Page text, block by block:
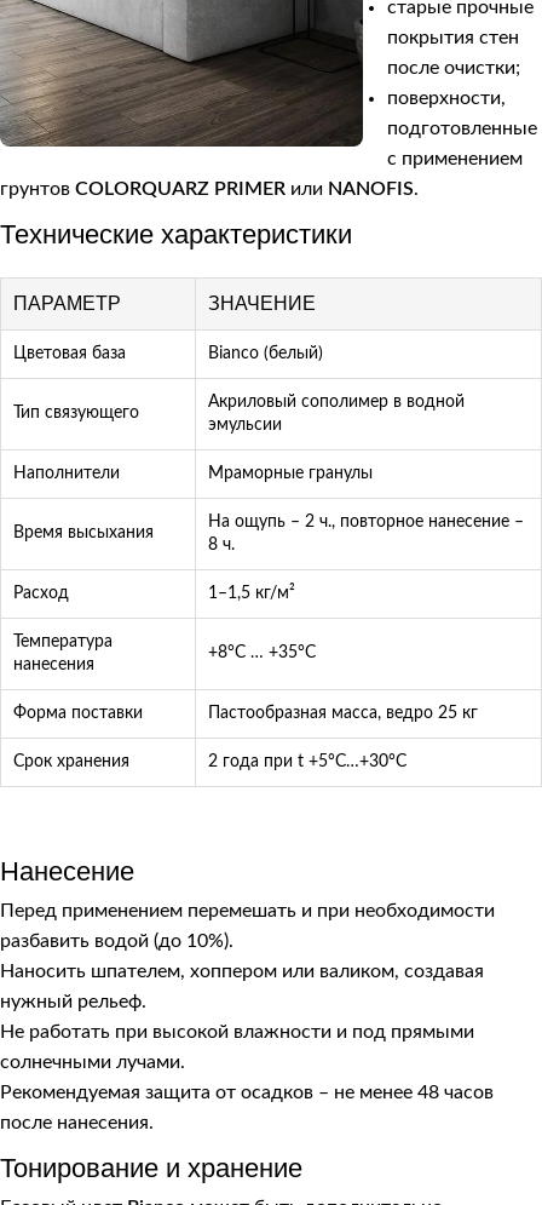
старые прочные
покрытия стен
после очистки;
поверхности,
подготовленные
с применением
грунтов COLORQUARZ PRIMER или NANOFIS.
Технические характеристики
ПАРАМЕТР ЗНАЧЕНИЕ
Цветовая база Bianco (белый)
Тип связующего
Акриловый сополимер в водной
эмульсии
Наполнители Мраморные гранулы
Время высыхания
На ощупь – 2 ч., повторное нанесение –
8 ч.
Расход 1–1,5 кг/м²
Температура
нанесения
+8°C … +35°C
Форма поставки Пастообразная масса, ведро 25 кг
Срок хранения 2 года при t +5°C…+30°C
Нанесение
Перед применением перемешать и при необходимости
разбавить водой (до 10%).
Наносить шпателем, хоппером или валиком, создавая
нужный рельеф.
Не работать при высокой влажности и под прямыми
солнечными лучами.
Рекомендуемая защита от осадков – не менее 48 часов
после нанесения.
Тонирование и хранение